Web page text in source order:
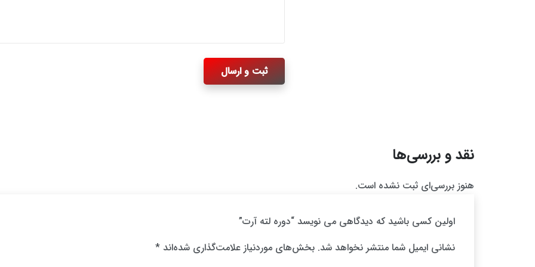
نقد و بررسی‌ها
هنوز بررسی‌ای ثبت نشده است.
اولین کسی باشید که دیدگاهی می نویسد “دوره لته آرت”
نشانی ایمیل شما منتشر نخواهد شد. بخش‌های موردنیاز علامت‌گذاری شده‌اند *